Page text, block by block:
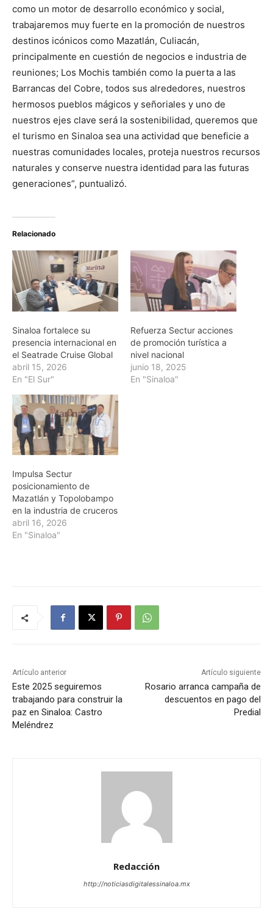
como un motor de desarrollo económico y social,
trabajaremos muy fuerte en la promoción de nuestros
destinos icónicos como Mazatlán, Culiacán,
principalmente en cuestión de negocios e industria de
reuniones; Los Mochis también como la puerta a las
Barrancas del Cobre, todos sus alrededores, nuestros
hermosos pueblos mágicos y señoriales y uno de
nuestros ejes clave será la sostenibilidad, queremos que
el turismo en Sinaloa sea una actividad que beneficie a
nuestras comunidades locales, proteja nuestros recursos
naturales y conserve nuestra identidad para las futuras
generaciones”, puntualizó.
Relacionado
Sinaloa fortalece su
presencia internacional en
el Seatrade Cruise Global
abril 15, 2026
En "El Sur"
Refuerza Sectur acciones
de promoción turística a
nivel nacional
junio 18, 2025
En "Sinaloa"
Impulsa Sectur
posicionamiento de
Mazatlán y Topolobampo
en la industria de cruceros
abril 16, 2026
En "Sinaloa"
Artículo anterior
Este 2025 seguiremos
trabajando para construir la
paz en Sinaloa: Castro
Meléndrez
Artículo siguiente
Rosario arranca campaña de
descuentos en pago del
Predial
Redacción
http://noticiasdigitalessinaloa.mx